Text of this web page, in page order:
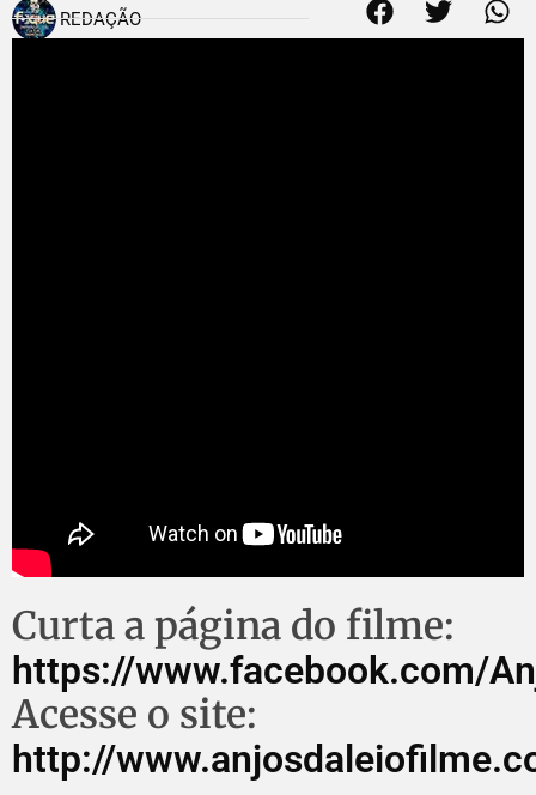
REDAÇÃO
Curta a página do filme:
https://www.facebook.com/
Acesse o site:
http://